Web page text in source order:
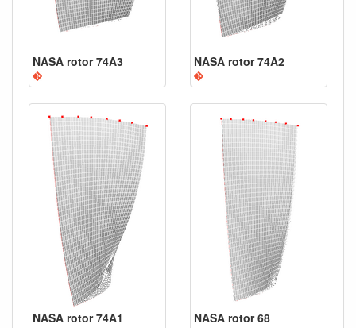
NASA rotor 74A3 NASA rotor 74A2
NASA rotor 74A1 NASA rotor 68